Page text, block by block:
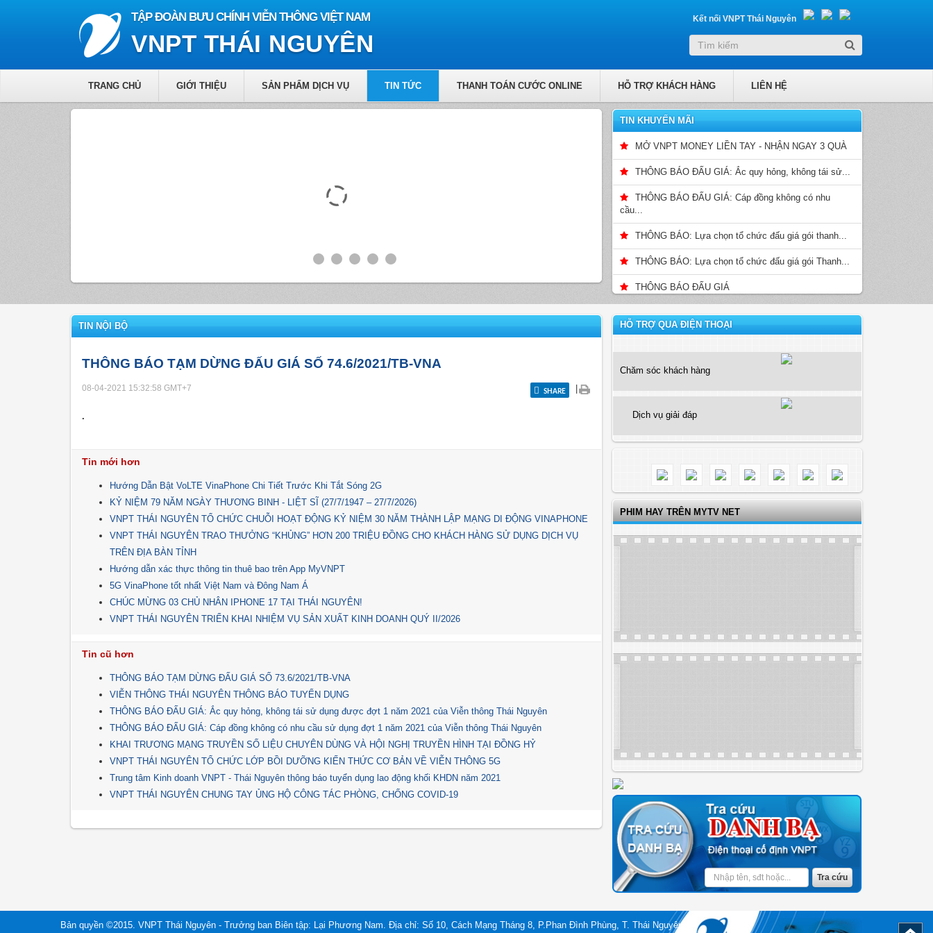
Kết nối VNPT Thái Nguyên
TẬP ĐOÀN BƯU CHÍNH VIỄN THÔNG VIỆT NAM
VNPT THÁI NGUYÊN
TRANG CHỦ GIỚI THIỆU SẢN PHẨM DỊCH VỤ TIN TỨC THANH TOÁN CƯỚC ONLINE HỖ TRỢ KHÁCH HÀNG LIÊN HỆ
TIN KHUYẾN MÃI
MỞ VNPT MONEY LIỀN TAY - NHẬN NGAY 3 QUÀ
THÔNG BÁO ĐẤU GIÁ: Ắc quy hỏng, không tái sử...
THÔNG BÁO ĐẤU GIÁ: Cáp đồng không có nhu
cầu...
THÔNG BÁO: Lựa chọn tổ chức đấu giá gói thanh...
THÔNG BÁO: Lựa chọn tổ chức đấu giá gói Thanh...
THÔNG BÁO ĐẤU GIÁ
TIN NỘI BỘ
THÔNG BÁO TẠM DỪNG ĐẤU GIÁ SỐ 74.6/2021/TB-VNA
08-04-2021 15:32:58 GMT+7 SHARE
.
Tin mới hơn
Hướng Dẫn Bật VoLTE VinaPhone Chi Tiết Trước Khi Tắt Sóng 2G
KỶ NIỆM 79 NĂM NGÀY THƯƠNG BINH - LIỆT SĨ (27/7/1947 – 27/7/2026)
VNPT THÁI NGUYÊN TỔ CHỨC CHUỖI HOẠT ĐỘNG KỶ NIỆM 30 NĂM THÀNH LẬP MẠNG DI ĐỘNG VINAPHONE
VNPT THÁI NGUYÊN TRAO THƯỞNG “KHỦNG” HƠN 200 TRIỆU ĐỒNG CHO KHÁCH HÀNG SỬ DỤNG DỊCH VỤ
TRÊN ĐỊA BÀN TỈNH
Hướng dẫn xác thực thông tin thuê bao trên App MyVNPT
5G VinaPhone tốt nhất Việt Nam và Đông Nam Á
CHÚC MỪNG 03 CHỦ NHÂN IPHONE 17 TẠI THÁI NGUYÊN!
VNPT THÁI NGUYÊN TRIỂN KHAI NHIỆM VỤ SẢN XUẤT KINH DOANH QUÝ II/2026
Tin cũ hơn
THÔNG BÁO TẠM DỪNG ĐẤU GIÁ SỐ 73.6/2021/TB-VNA
VIỄN THÔNG THÁI NGUYÊN THÔNG BÁO TUYỂN DỤNG
THÔNG BÁO ĐẤU GIÁ: Ắc quy hỏng, không tái sử dụng được đợt 1 năm 2021 của Viễn thông Thái Nguyên
THÔNG BÁO ĐẤU GIÁ: Cáp đồng không có nhu cầu sử dụng đợt 1 năm 2021 của Viễn thông Thái Nguyên
KHAI TRƯƠNG MẠNG TRUYỀN SỐ LIỆU CHUYÊN DÙNG VÀ HỘI NGHỊ TRUYỀN HÌNH TẠI ĐỒNG HỶ
VNPT THÁI NGUYÊN TỔ CHỨC LỚP BỒI DƯỠNG KIẾN THỨC CƠ BẢN VỀ VIỄN THÔNG 5G
Trung tâm Kinh doanh VNPT - Thái Nguyên thông báo tuyển dụng lao động khối KHDN năm 2021
VNPT THÁI NGUYÊN CHUNG TAY ỦNG HỘ CÔNG TÁC PHÒNG, CHỐNG COVID-19
HỖ TRỢ QUA ĐIỆN THOẠI
Chăm sóc khách hàng
Dịch vụ giải đáp
PHIM HAY TRÊN MYTV NET
Bản quyền ©2015. VNPT Thái Nguyên - Trưởng ban Biên tập: Lại Phương Nam. Địa chỉ: Số 10, Cách Mạng Tháng 8, P.Phan Đình Phùng, T. Thái Nguyên